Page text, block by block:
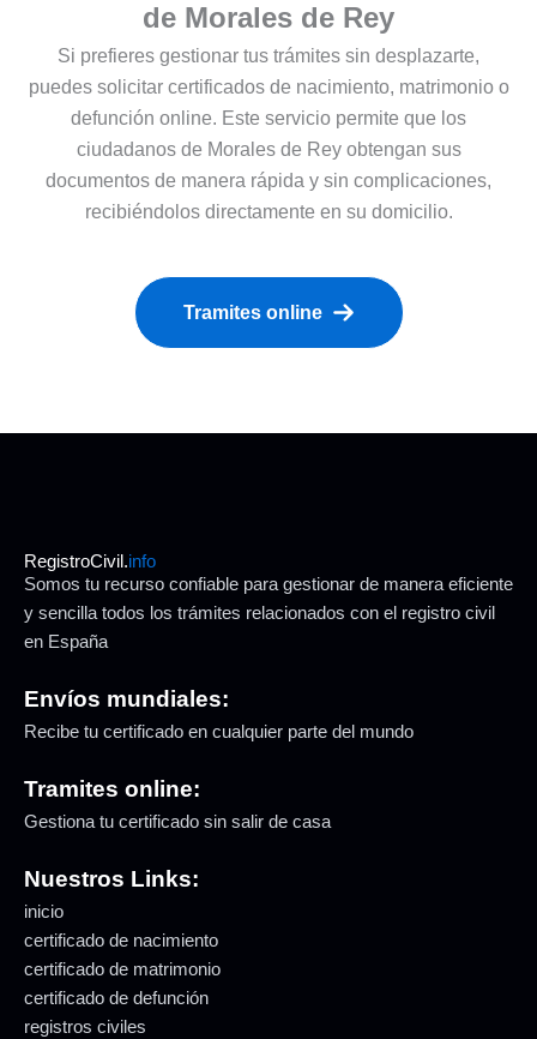
de Morales de Rey
Si prefieres gestionar tus trámites sin desplazarte,
puedes solicitar certificados de nacimiento, matrimonio o
defunción online. Este servicio permite que los
ciudadanos de Morales de Rey obtengan sus
documentos de manera rápida y sin complicaciones,
recibiéndolos directamente en su domicilio.
Tramites online
RegistroCivil.info
Somos tu recurso confiable para gestionar de manera eficiente
y sencilla todos los trámites relacionados con el registro civil
en España
Envíos mundiales:
Recibe tu certificado en cualquier parte del mundo
Tramites online:
Gestiona tu certificado sin salir de casa
Nuestros Links:
inicio
certificado de nacimiento
certificado de matrimonio
certificado de defunción
registros civiles